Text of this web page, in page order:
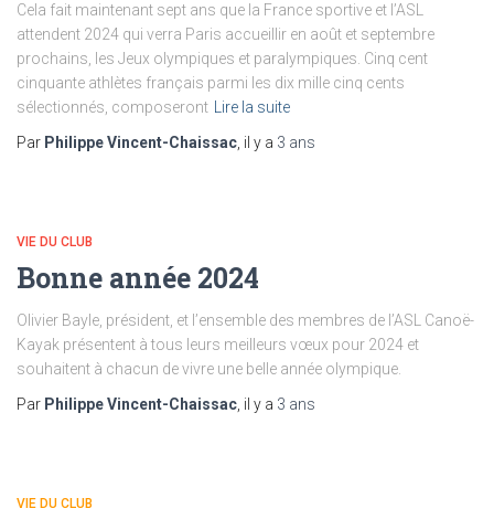
Cela fait maintenant sept ans que la France sportive et l’ASL
attendent 2024 qui verra Paris accueillir en août et septembre
prochains, les Jeux olympiques et paralympiques. Cinq cent
cinquante athlètes français parmi les dix mille cinq cents
sélectionnés, composeront
Lire la suite
Par Philippe Vincent-Chaissac , il y a 3 ans
VIE DU CLUB
Bonne année 2024
Olivier Bayle, président, et l’ensemble des membres de l’ASL Canoë-
Kayak présentent à tous leurs meilleurs vœux pour 2024 et
souhaitent à chacun de vivre une belle année olympique.
Par Philippe Vincent-Chaissac , il y a 3 ans
VIE DU CLUB